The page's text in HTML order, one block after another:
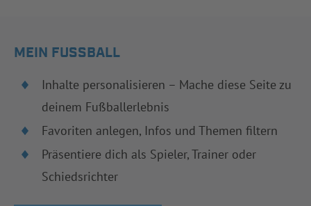
MEIN FUSSBALL
Inhalte personalisieren – Mache diese Seite zu
deinem Fußballerlebnis
Favoriten anlegen, Infos und Themen filtern
Präsentiere dich als Spieler, Trainer oder
Schiedsrichter